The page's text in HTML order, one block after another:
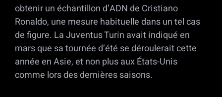
obtenir un échantillon d’ADN de Cristiano
Ronaldo, une mesure habituelle dans un tel cas
de figure. La Juventus Turin avait indiqué en
mars que sa tournée d’été se déroulerait cette
année en Asie, et non plus aux États-Unis
comme lors des dernières saisons.